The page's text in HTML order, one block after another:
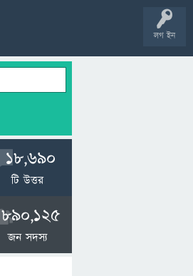
লগ ইন
18,690
টি উত্তর
890,125
জন সদস্য